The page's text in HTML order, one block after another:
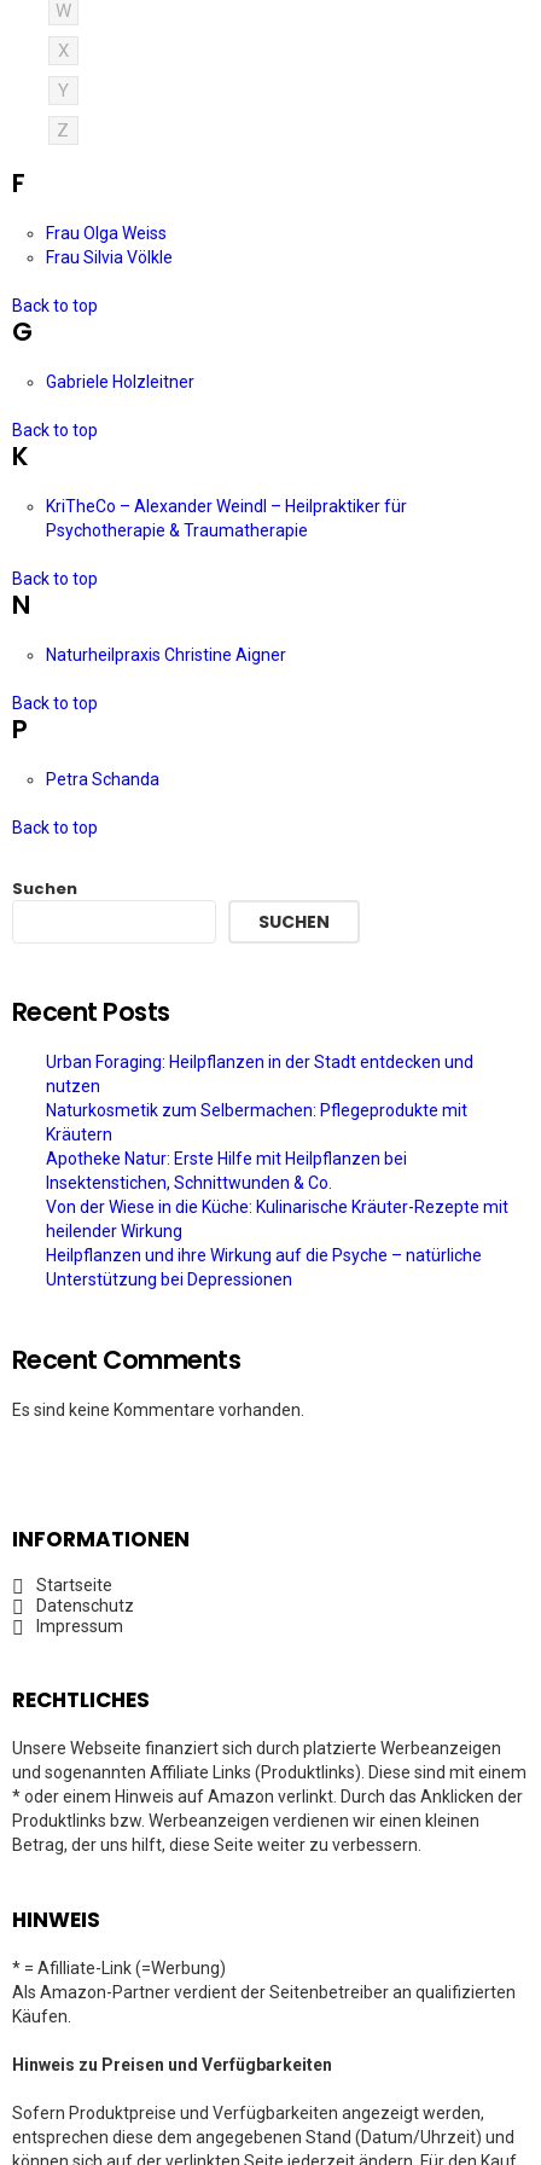
W
X
Y
Z
F
Frau Olga Weiss
Frau Silvia Völkle
Back to top
G
Gabriele Holzleitner
Back to top
K
KriTheCo – Alexander Weindl – Heilpraktiker für
Psychotherapie & Traumatherapie
Back to top
N
Naturheilpraxis Christine Aigner
Back to top
P
Petra Schanda
Back to top
Suchen
SUCHEN
Recent Posts
Urban Foraging: Heilpflanzen in der Stadt entdecken und
nutzen
Naturkosmetik zum Selbermachen: Pflegeprodukte mit
Kräutern
Apotheke Natur: Erste Hilfe mit Heilpflanzen bei
Insektenstichen, Schnittwunden & Co.
Von der Wiese in die Küche: Kulinarische Kräuter-Rezepte mit
heilender Wirkung
Heilpflanzen und ihre Wirkung auf die Psyche – natürliche
Unterstützung bei Depressionen
Recent Comments
Es sind keine Kommentare vorhanden.
INFORMATIONEN
Startseite
Datenschutz
Impressum
RECHTLICHES
Unsere Webseite finanziert sich durch platzierte Werbeanzeigen
und sogenannten Affiliate Links (Produktlinks). Diese sind mit einem
* oder einem Hinweis auf Amazon verlinkt. Durch das Anklicken der
Produktlinks bzw. Werbeanzeigen verdienen wir einen kleinen
Betrag, der uns hilft, diese Seite weiter zu verbessern.
HINWEIS
* = Afilliate-Link (=Werbung)
Als Amazon-Partner verdient der Seitenbetreiber an qualifizierten
Käufen.
Hinweis zu Preisen und Verfügbarkeiten
Sofern Produktpreise und Verfügbarkeiten angezeigt werden,
entsprechen diese dem angegebenen Stand (Datum/Uhrzeit) und